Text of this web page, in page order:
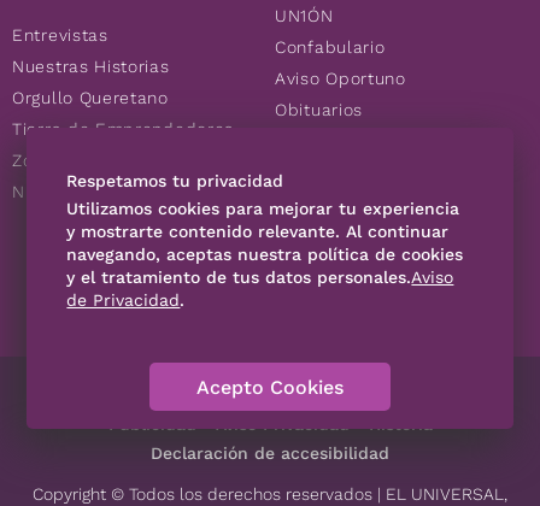
Entrevistas
Nuestras Historias
Orgullo Queretano
Tierra de Emprendedores
Zoociales
Nuevos Queretanos
UN1ÓN
Confabulario
Aviso Oportuno
Obituarios
Consultas
SÍGUENOS
Contáctanos Código de Ética
Publicidad
Aviso Privacidad
Historia
Declaración de accesibilidad
Copyright © Todos los derechos reservados | EL UNIVERSAL,
Respetamos tu privacidad
Utilizamos cookies para mejorar tu experiencia
y mostrarte contenido relevante. Al continuar
navegando, aceptas nuestra política de cookies
y el tratamiento de tus datos personales.Aviso
de Privacidad.
Acepto Cookies